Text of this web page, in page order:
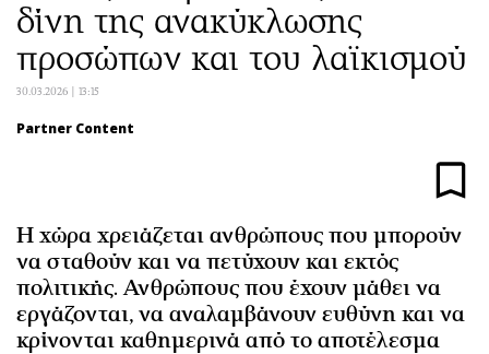
Αθλητισμός
Κύπρος
Ελλάδα
Real Estate
Επιχειρήσεις
Αγορές
Money Review
Geek
Νέα
Οικονομία
Γενικά
Αναδρομές
Πρόσωπα
δίνη της ανακύκλωσης
προσώπων και του λαϊκισμού
30.03.2026 | 13:15
Partner Content
Η χώρα χρειάζεται ανθρώπους που μπορούν
να σταθούν και να πετύχουν και εκτός
πολιτικής. Ανθρώπους που έχουν μάθει να
εργάζονται, να αναλαμβάνουν ευθύνη και να
κρίνονται καθημερινά από το αποτέλεσμα